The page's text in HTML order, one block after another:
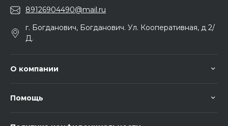
89126904490@mail.ru
г. Богданович, Богданович. Ул. Кооперативная, д 2/
Д.
О компании
Помощь